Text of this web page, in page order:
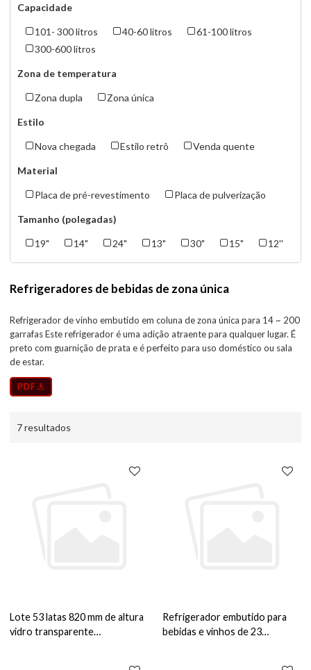
Capacidade
101- 300 litros 40-60 litros
61-100 litros
300-600 litros
Zona de temperatura
Zona dupla Zona única
Estilo
Nova chegada Estilo retrô Venda quente
Material
Placa de pré-revestimento Placa de pulverização
Tamanho (polegadas)
19" 14" 24" 13" 30" 15" 12''
Refrigeradores de bebidas de zona única
Refrigerador de vinho embutido em coluna de zona única para 14 ~ 200
garrafas Este refrigerador é uma adição atraente para qualquer lugar. É
preto com guarnição de prata e é perfeito para uso doméstico ou sala
de estar.
7 resultados
Lote 53 latas 820 mm de altura
vidro transparente
Refrigerador embutido para
bebidas e vinhos de 23